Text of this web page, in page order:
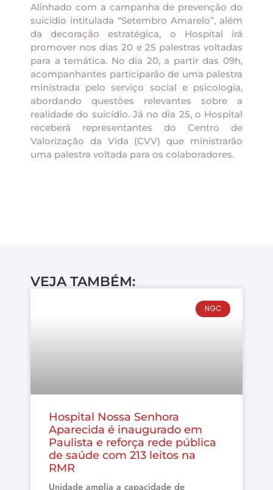
Alinhado com a campanha de prevenção do
suicídio intitulada “Setembro Amarelo”, além
da decoração estratégica, o Hospital irá
promover nos dias 20 e 25 palestras voltadas
para a temática. No dia 20, a partir das 09h,
acompanhantes participarão de uma palestra
ministrada pelo serviço social e psicologia,
abordando questões relevantes sobre a
realidade do suicídio. Já no dia 25, o Hospital
receberá representantes do Centro de
Valorização da Vida (CVV) que ministrarão
uma palestra voltada para os colaboradores.
VEJA TAMBÉM:
NGC
Hospital Nossa Senhora
Aparecida é inaugurado em
Paulista e reforça rede pública
de saúde com 213 leitos na
RMR
Unidade amplia a capacidade de